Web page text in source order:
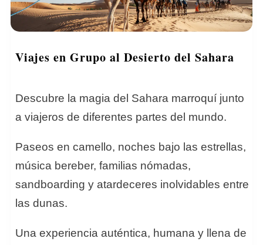
Viajes en Grupo al Desierto del Sahara
Descubre la magia del Sahara marroquí junto
a viajeros de diferentes partes del mundo.
Paseos en camello, noches bajo las estrellas,
música bereber, familias nómadas,
sandboarding y atardeceres inolvidables entre
las dunas.
Una experiencia auténtica, humana y llena de